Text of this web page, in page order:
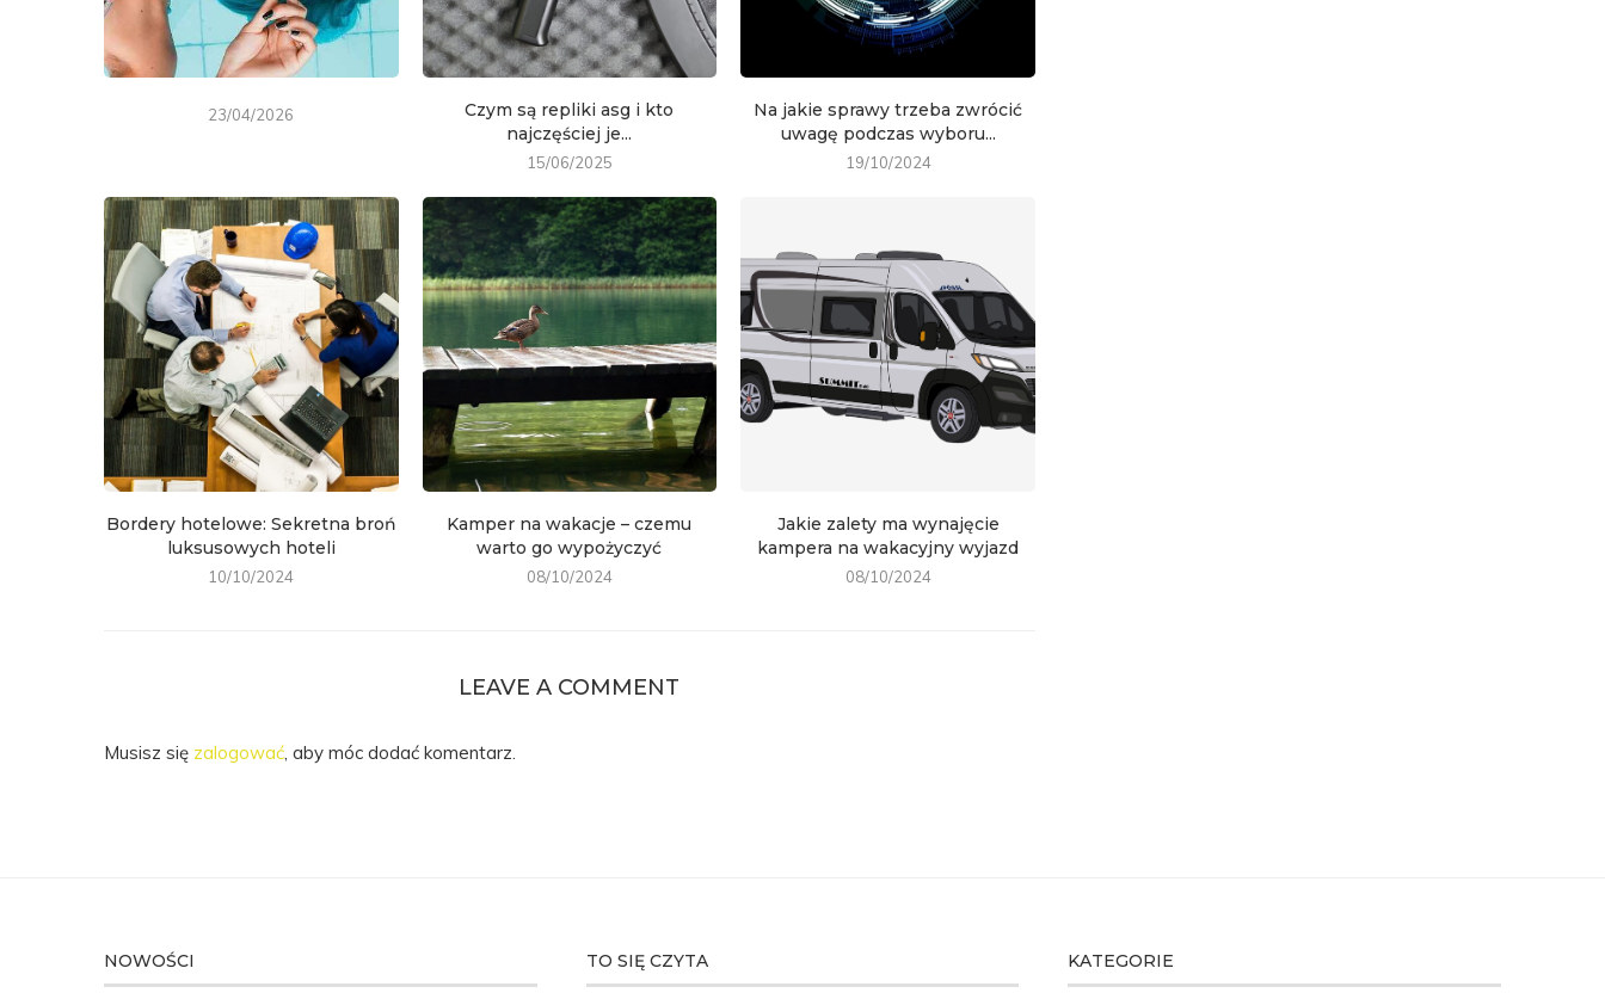
23/04/2026
Czym są repliki asg i kto
najczęściej je...
15/06/2025
Na jakie sprawy trzeba zwrócić
uwagę podczas wyboru...
19/10/2024
Bordery hotelowe: Sekretna broń
luksusowych hoteli
10/10/2024
Kamper na wakacje – czemu
warto go wypożyczyć
08/10/2024
Jakie zalety ma wynajęcie
kampera na wakacyjny wyjazd
08/10/2024
LEAVE A COMMENT
Musisz się zalogować , aby móc dodać komentarz.
NOWOŚCI TO SIĘ CZYTA KATEGORIE